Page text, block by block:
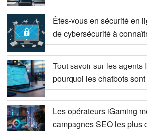
Êtes-vous en sécurité en
de cybersécurité à
Tout savoir sur les agents
pourquoi les chatbots
Les opérateurs iGaming
campagnes SEO les plus